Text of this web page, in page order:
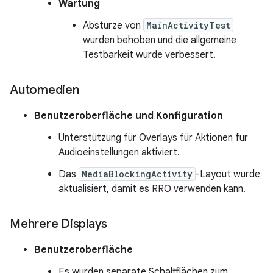
Wartung
Abstürze von MainActivityTest
wurden behoben und die allgemeine
Testbarkeit wurde verbessert.
Automedien
Benutzeroberfläche und Konfiguration
Unterstützung für Overlays für Aktionen für
Audioeinstellungen aktiviert.
Das MediaBlockingActivity -Layout wurde
aktualisiert, damit es RRO verwenden kann.
Mehrere Displays
Benutzeroberfläche